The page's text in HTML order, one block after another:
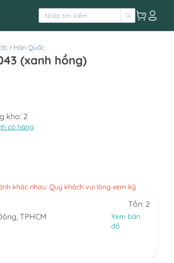
Hàn Quốc
(xanh hồng)
kho: 2
có hàng
khác nhau. Quý khách vui lòng xem kỹ
Tồn: 2
TPHCM
Xem bản
đồ